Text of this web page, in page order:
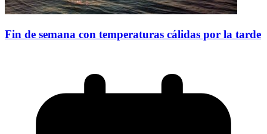
Fin de semana con temperaturas cálidas por la tarde